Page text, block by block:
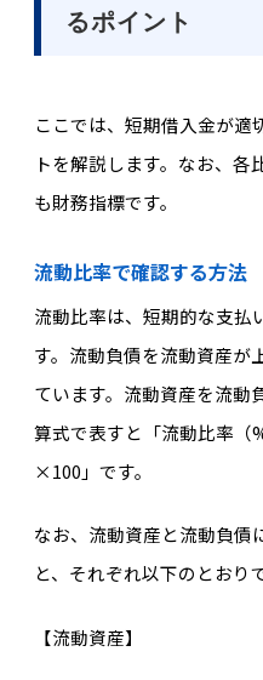
るポイント
ここでは、短期借入金が適
トを解説します。なお、
も財務指標です。
流動比率で確認する方法
流動比率は、短期的な支払
す。流動負債を流動資産が
ています。流動資産を流動
算式で表すと「流動比率
×100」です。
なお、流動資産と流動負債
と、それぞれ以下のとおりで
【流動資産】